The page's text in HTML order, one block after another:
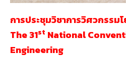
การประชุมวิชาการวิศวกรรม
The 31st National
Engineering